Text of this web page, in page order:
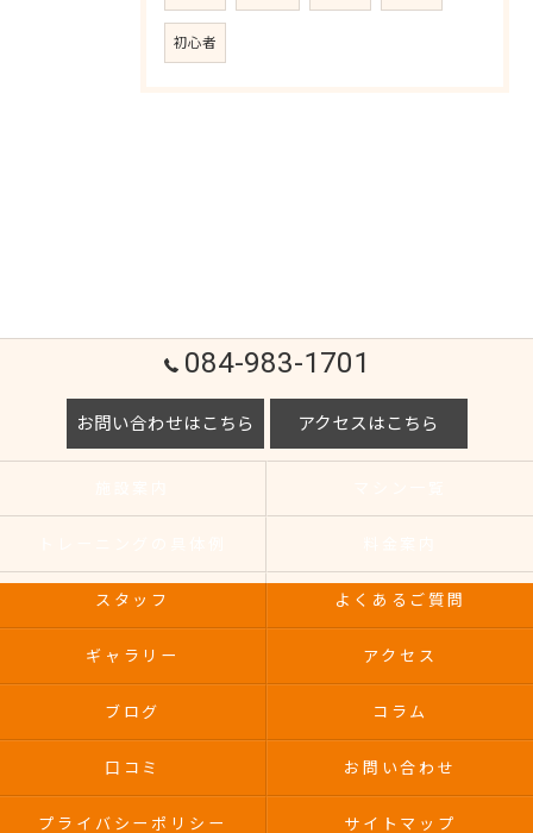
初心者
084-983-1701
お問い合わせはこちら アクセスはこちら
スタッフ よくあるご質問
ギャラリー アクセス
ブログ コラム
口コミ お問い合わせ
プライバシーポリシー サイトマップ